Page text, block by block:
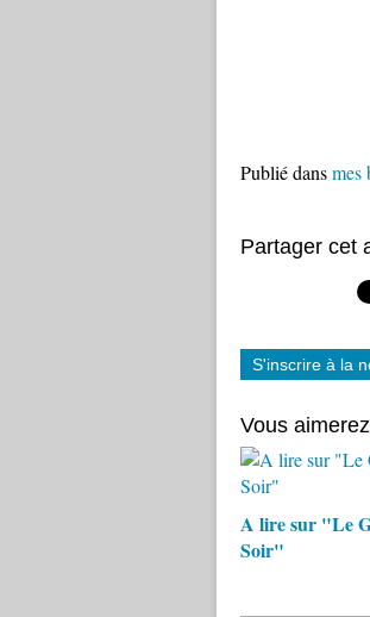
Publié dansmes
Partager cet
S'inscrire à la
Vous
A lire sur "Le
Soir"